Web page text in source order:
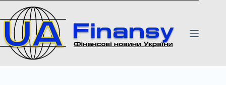
вмісту